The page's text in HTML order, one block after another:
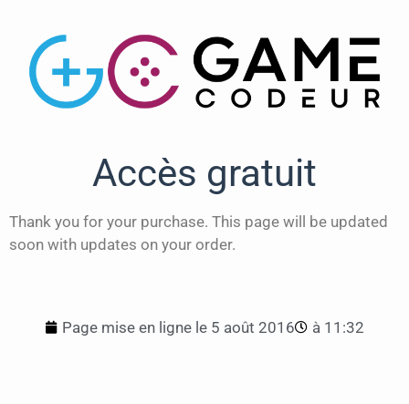
Accès gratuit
Thank you for your purchase. This page will be updated
soon with updates on your order.
Page mise en ligne le 5 août 2016 à 11:32